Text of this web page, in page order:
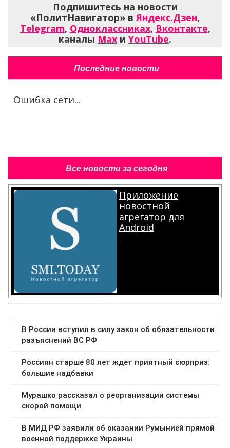
Подпишитесь на новости
«ПолитНавигатор» вЯндекс.Дзен,
Telegram, Одноклассниках, Вконтакте,
каналы Max и YouTube.
Последние новости
Ошибка сети...
Все новости за сегодня
Приложение
новостной
агрегатор для
Android
.